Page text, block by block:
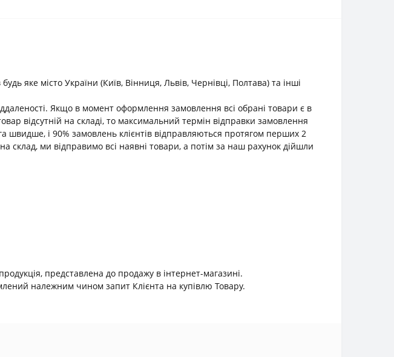
яке місто України (Київ, Вінниця, Львів, Чернівці, Полтава) та інші
Якщо в момент оформлення замовлення всі обрані товари є в
відсутній на складі, то максимальний термін відправки замовлення
швидше, і 90% замовлень клієнтів відправляються протягом перших 2
склад, ми відправимо всі наявні товари, а потім за наш рахунок дійшли
представлена до продажу в інтернет-магазині.
належним чином запит Клієнта на купівлю Товару.